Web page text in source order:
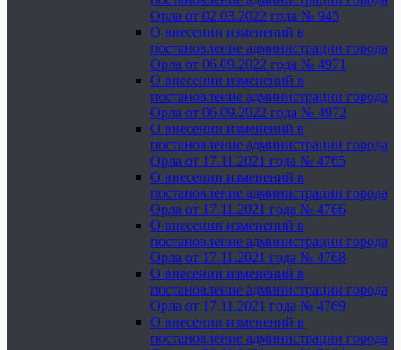
Орла от 02.03.2022 года № 945
О внесении изменений в
постановление администрации города
Орла от 06.09.2022 года № 4971
О внесении изменений в
постановление администрации города
Орла от 06.09.2022 года № 4972
О внесении изменений в
постановление администрации города
Орла от 17.11.2021 года № 4765
О внесении изменений в
постановление администрации города
Орла от 17.11.2021 года № 4766
О внесении изменений в
постановление администрации города
Орла от 17.11.2021 года № 4768
О внесении изменений в
постановление администрации города
Орла от 17.11.2021 года № 4769
О внесении изменений в
постановление администрации города